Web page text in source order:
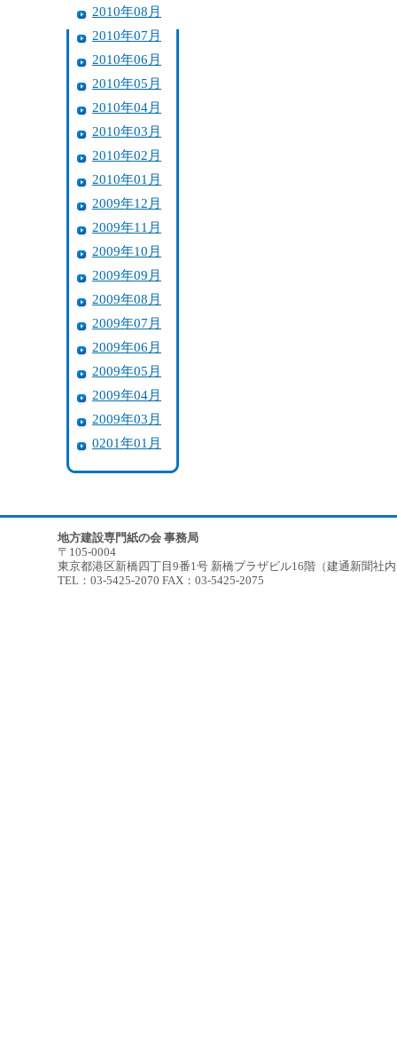
2010年08月
2010年07月
2010年06月
2010年05月
2010年04月
2010年03月
2010年02月
2010年01月
2009年12月
2009年11月
2009年10月
2009年09月
2009年08月
2009年07月
2009年06月
2009年05月
2009年04月
2009年03月
0201年01月
地方建設専門紙の会 事務局
〒105-0004
東京都港区新橋四丁目9番1号 新橋プラザビル16階（建通新聞社
TEL：03-5425-2070 FAX：03-5425-2075